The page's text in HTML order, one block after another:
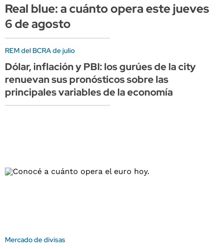
Real blue: a cuánto opera este jueves
6 de agosto
REM del BCRA de julio
Dólar, inflación y PBI: los gurúes de la city
renuevan sus pronósticos sobre las
principales variables de la economía
Mercado de divisas